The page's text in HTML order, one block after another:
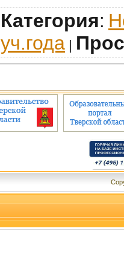
Категория:
уч.года |